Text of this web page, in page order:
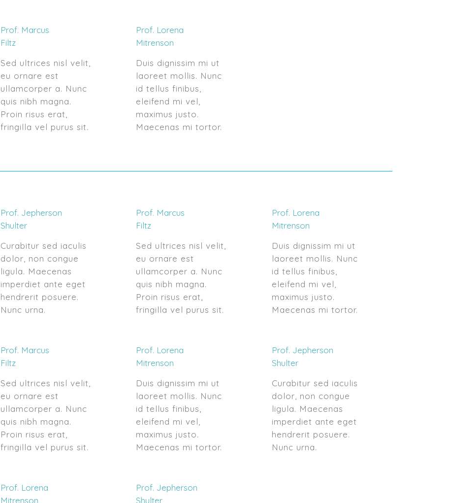
Prof. Marcus
Filtz
Sed ultrices nisl velit,
eu ornare est
ullamcorper a. Nunc
quis nibh magna.
Proin risus erat,
fringilla vel purus sit.
Prof. Lorena
Mitrenson
Duis dignissim mi ut
laoreet mollis. Nunc
id tellus finibus,
eleifend mi vel,
maximus justo.
Maecenas mi tortor.
Prof. Jepherson
Shulter
Curabitur sed iaculis
dolor, non congue
ligula. Maecenas
imperdiet ante eget
hendrerit posuere.
Nunc urna.
Prof. Marcus
Filtz
Sed ultrices nisl velit,
eu ornare est
ullamcorper a. Nunc
quis nibh magna.
Proin risus erat,
fringilla vel purus sit.
Prof. Lorena
Mitrenson
Duis dignissim mi ut
laoreet mollis. Nunc
id tellus finibus,
eleifend mi vel,
maximus justo.
Maecenas mi tortor.
Prof. Marcus
Filtz
Sed ultrices nisl velit,
eu ornare est
ullamcorper a. Nunc
quis nibh magna.
Proin risus erat,
fringilla vel purus sit.
Prof. Lorena
Mitrenson
Duis dignissim mi ut
laoreet mollis. Nunc
id tellus finibus,
eleifend mi vel,
maximus justo.
Maecenas mi tortor.
Prof. Jepherson
Shulter
Curabitur sed iaculis
dolor, non congue
ligula. Maecenas
imperdiet ante eget
hendrerit posuere.
Nunc urna.
Prof. Lorena
Mitrenson
Prof. Jepherson
Shulter